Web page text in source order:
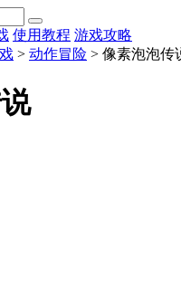
使用教程 游戏攻略
> 动作冒险 > 像素泡泡传